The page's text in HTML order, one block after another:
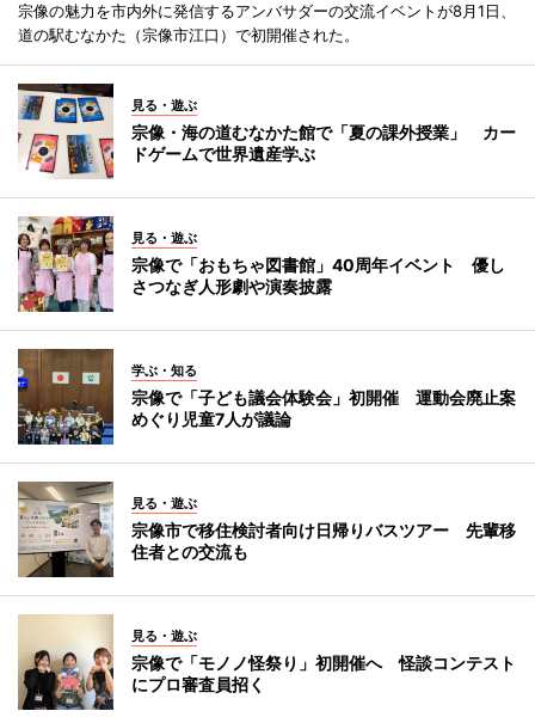
宗像の魅力を市内外に発信するアンバサダーの交流イベントが8月1日、
道の駅むなかた（宗像市江口）で初開催された。
見る・遊ぶ
宗像・海の道むなかた館で「夏の課外授業」 カー
ドゲームで世界遺産学ぶ
見る・遊ぶ
宗像で「おもちゃ図書館」40周年イベント 優し
さつなぎ人形劇や演奏披露
学ぶ・知る
宗像で「子ども議会体験会」初開催 運動会廃止案
めぐり児童7人が議論
見る・遊ぶ
宗像市で移住検討者向け日帰りバスツアー 先輩移
住者との交流も
見る・遊ぶ
宗像で「モノノ怪祭り」初開催へ 怪談コンテスト
にプロ審査員招く